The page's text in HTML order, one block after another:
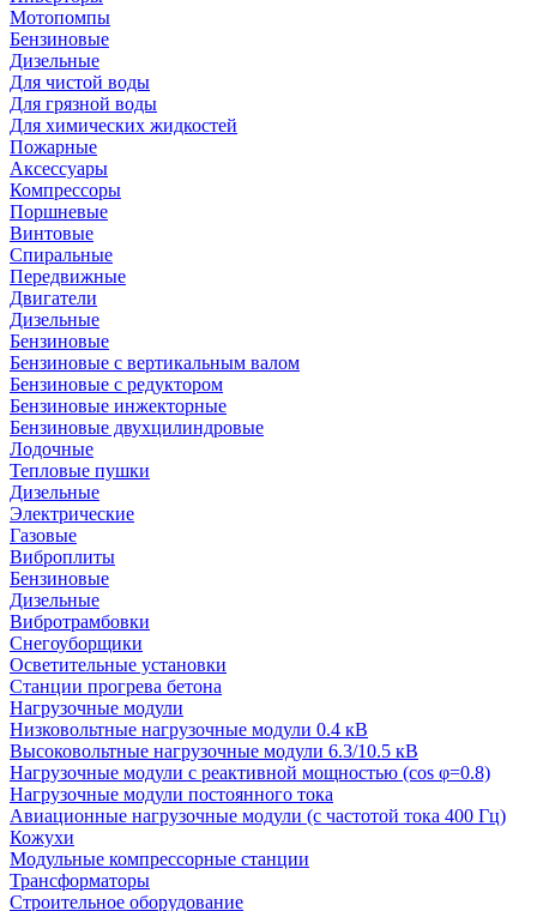
Мотопомпы
Бензиновые
Дизельные
Для чистой воды
Для грязной воды
Для химических жидкостей
Пожарные
Аксессуары
Компрессоры
Поршневые
Винтовые
Спиральные
Передвижные
Двигатели
Дизельные
Бензиновые
Бензиновые с вертикальным валом
Бензиновые с редуктором
Бензиновые инжекторные
Бензиновые двухцилиндровые
Лодочные
Тепловые пушки
Дизельные
Электрические
Газовые
Виброплиты
Бензиновые
Дизельные
Вибротрамбовки
Снегоуборщики
Осветительные установки
Станции прогрева бетона
Нагрузочные модули
Низковольтные нагрузочные модули 0.4 кВ
Высоковольтные нагрузочные модули 6.3/10.5 кВ
Нагрузочные модули с реактивной мощностью (cos φ=0.8)
Нагрузочные модули постоянного тока
Авиационные нагрузочные модули (с частотой тока 400 Гц)
Кожухи
Модульные компрессорные станции
Трансформаторы
Строительное оборудование